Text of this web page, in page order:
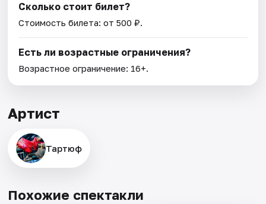
Сколько стоит билет?
Стоимость билета: от 500 ₽.
Есть ли возрастные ограничения?
Возрастное ограничение: 16+.
Артист
Тартюф
Похожие спектакли